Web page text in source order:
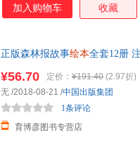
加入购物车 收藏
正版森林报故事绘本全套12册
¥56.70 定价： ¥191.40 (2.97折)
育博彦图书专营店
1条评论
无 /2018-08-21 /中国出版集团